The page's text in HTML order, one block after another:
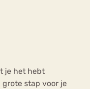
je het hebt
stap voor je